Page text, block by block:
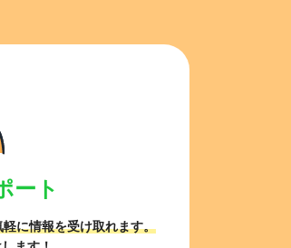
ート
に情報を受け取れます。